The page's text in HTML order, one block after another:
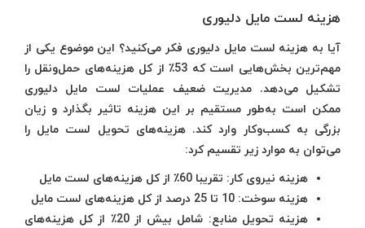
هزینه لست مایل دلیوری
آیا به هزینه لست مایل دلیوری فکر می‌کنید؟ این موضوع یکی از
مهم‌ترین بخش‌هایی است که 53٪ از کل هزینه‌های حمل‌ونقل را
تشکیل می‌دهد. مدیریت ضعیف عملیات لست مایل دلیوری
ممکن است به‌طور مستقیم بر این هزینه تاثیر بگذارد و زیان
بزرگی به کسب‌وکار وارد کند. هزینه‌های تحویل لست مایل را
می‌توان به موارد زیر تقسیم کرد:
هزینه نیروی کار: تقریبا 60٪ از کل هزینه‌های لست مایل
هزینه سوخت: 10 تا 25 درصد از کل هزینه‌های لست مایل
هزینه تحویل منابع: شامل بیش از 20٪ از کل هزینه‌های